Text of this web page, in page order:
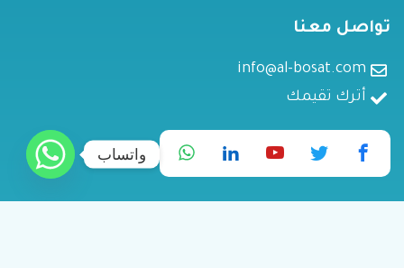
تواصل معنا
info@al-bosat.com
أترك تقيمك
واتساب